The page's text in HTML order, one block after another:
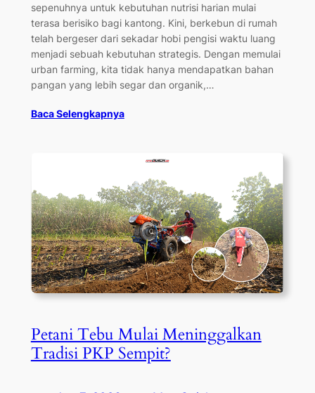
sepenuhnya untuk kebutuhan nutrisi harian mulai
terasa berisiko bagi kantong. Kini, berkebun di rumah
telah bergeser dari sekadar hobi pengisi waktu luang
menjadi sebuah kebutuhan strategis. Dengan memulai
urban farming, kita tidak hanya mendapatkan bahan
pangan yang lebih segar dan organik,…
Baca Selengkapnya
Petani Tebu Mulai Meninggalkan
Tradisi PKP Sempit?